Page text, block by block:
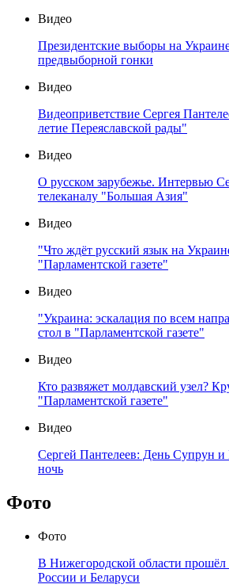
Видео
Президентские выборы на
предвыборной гонки
Видео
Видеоприветствие Сергея
летие Переяславской рады"
Видео
О русском зарубежье. Интервью
телеканалу "Большая Азия"
Видео
"Что ждёт русский язык на
"Парламентской газете"
Видео
"Украина: эскалация по всем
стол в "Парламентской газете"
Видео
Кто развяжет молдавский узел?
"Парламентской газете"
Видео
Сергей Пантелеев: День Супрун и
ночь
Фото
Фото
В Нижегородской области
России и Беларуси